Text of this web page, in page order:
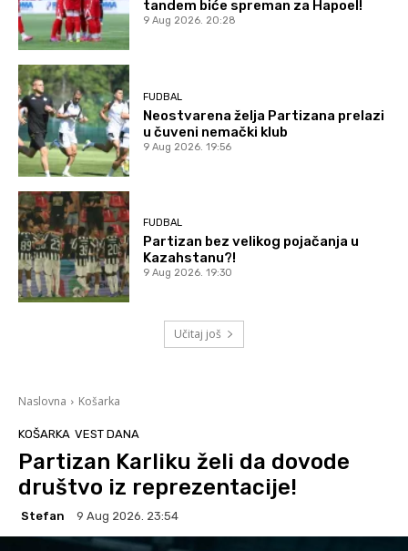
tandem biće spreman za Hapoel!
9 Aug 2026. 20:28
FUDBAL
Neostvarena želja Partizana prelazi
u čuveni nemački klub
9 Aug 2026. 19:56
FUDBAL
Partizan bez velikog pojačanja u
Kazahstanu?!
9 Aug 2026. 19:30
Učitaj još